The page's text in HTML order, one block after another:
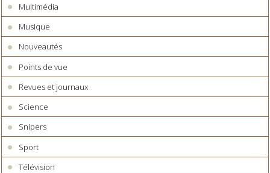
Multimédia
Musique
Nouveautés
Points de vue
Revues et journaux
Science
Snipers
Sport
Télévision